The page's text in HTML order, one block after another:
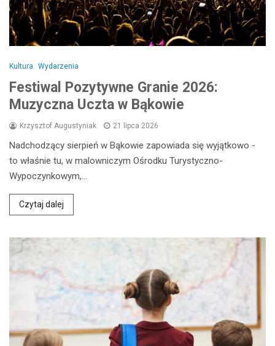
Kultura Wydarzenia
Festiwal Pozytywne Granie 2026:
Muzyczna Uczta w Bąkowie
Krzysztof Augustyniak 21 lipca 2026
Nadchodzący sierpień w Bąkowie zapowiada się wyjątkowo -
to właśnie tu, w malowniczym Ośrodku Turystyczno-
Wypoczynkowym,…
Czytaj dalej